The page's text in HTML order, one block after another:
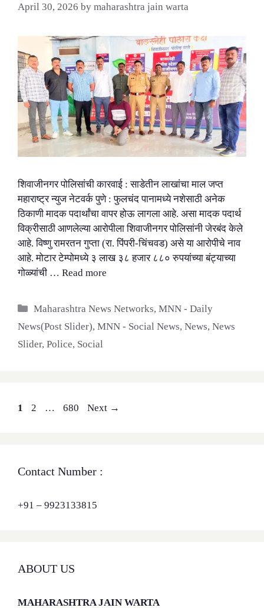
April 30, 2026 by maharashtra jain warta
शिवाजीनगर पोलिसांची कारवाई : साडेतीन लाखांचा माल जप्त
महाराष्ट्र न्युज नेटवर्क पुणे : फुलचंद पानामध्ये नशेसाठी अनेक
ठिकाणी मादक पदार्थांचा वापर होऊ लागला आहे. असा मादक पदार्थ
विक्रीसाठी आणलेल्या आरोपीला शिवाजीनगर पोलिसांनी जेरबंद केले
आहे. विष्णु रामरतन गुप्ता (रा. पिंपरी-चिंचवड) असे या आरोपीचे नाव
आहे. मोटार टेम्पोमध्ये ३ लाख ३८ हजार ८८० रुपयांच्या बंट्याच्या
गोळ्यांची … Read more
Categories
Maharashtra News Networks,MNN - Daily
News(Post Slider), MNN - Social News, News, News
Slider, Police, Social
Page
1 Page
2 … Page
680 Next →
Contact Number :
+91 – 9923133815
ABOUT US
MAHARASHTRA JAIN WARTA